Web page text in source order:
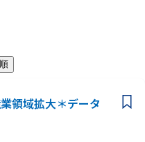
領域拡大＊データ